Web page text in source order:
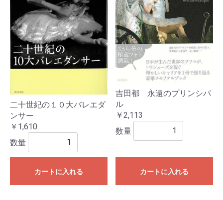
二十世紀の１０大バレエダ
ンサー
￥1,610
数量
カートに入れる
吉田都 永遠のプリンシパ
ル
￥2,113
数量
カートに入れる